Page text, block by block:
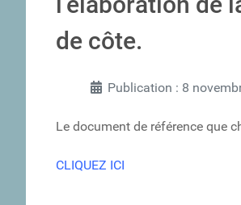
de côte.
Publication : 8
Le document de référence que
CLIQUEZ ICI